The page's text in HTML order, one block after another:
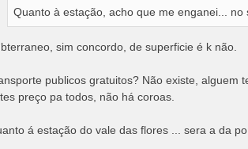
Quanto à estação, acho que me enganei...
sim concordo, de superficie é k não.
publicos gratuitos? Não existe, alguem
preço pa todos, não há coroas.
á estação do vale das flores ... sera a da